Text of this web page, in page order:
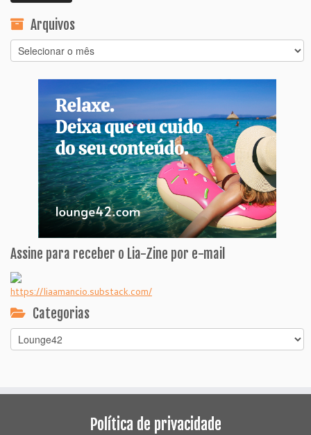
Arquivos
Arquivos
Assine para receber o Lia-Zine por e-mail
https://liaamancio.substack.com/
Categorias
Categorias
Política de privacidade